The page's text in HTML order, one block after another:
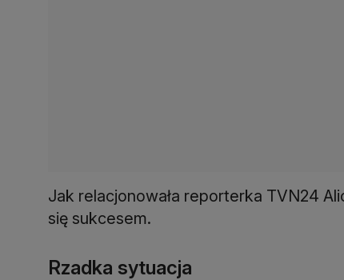
Jak relacjonowała reporterka TVN24
się sukcesem.
Rzadka sytuacja